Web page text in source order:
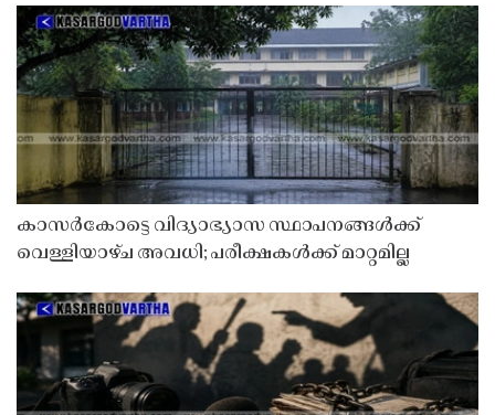
കാസർകോട്ടെ വിദ്യാഭ്യാസ സ്ഥാപനങ്ങൾക്ക്
വെള്ളിയാഴ്ച അവധി; പരീക്ഷകൾക്ക് മാറ്റമില്ല